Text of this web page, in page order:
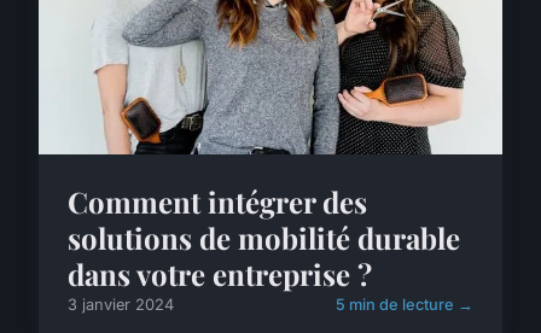
Comment intégrer des
solutions de mobilité durable
dans votre entreprise ?
3 janvier 2024 5 min de lecture →